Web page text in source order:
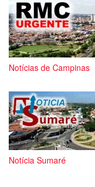
Notícias de Campinas
Notícia Sumaré